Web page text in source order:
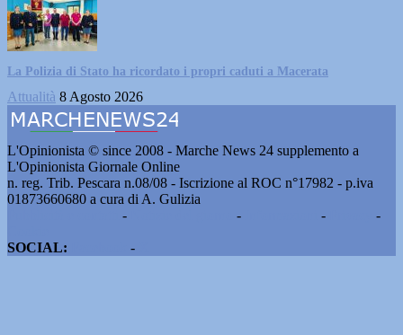
La Polizia di Stato ha ricordato i propri caduti a Macerata
Attualità 8 Agosto 2026
L'Opinionista © since 2008 - Marche News 24 supplemento a
L'Opinionista Giornale Online
n. reg. Trib. Pescara n.08/08 - Iscrizione al ROC n°17982 - p.iva
01873660680 a cura di A. Gulizia
- - -
-
SOCIAL:
-